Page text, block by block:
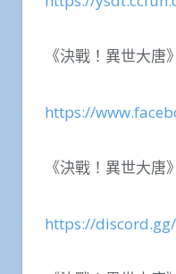
《決戰！異世大唐
https://
《決戰！異世大唐
https://